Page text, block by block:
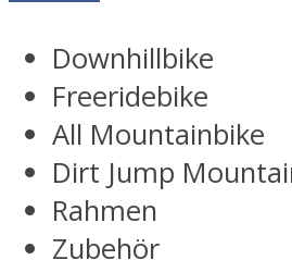
Downhillbike
Freeridebike
All Mountainbike
Dirt Jump
Rahmen
Zubehör